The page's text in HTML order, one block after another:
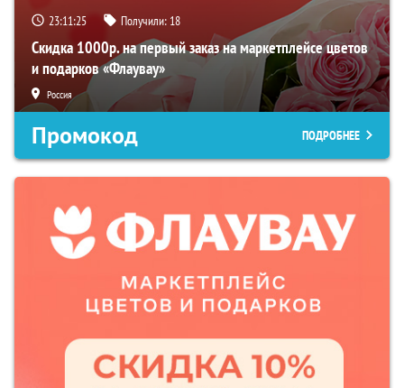
23:11:24 Получили: 18
Скидка 1000р. на первый заказ на маркетплейсе цветов
и подарков «Флаувау»
Россия
Промокод ПОДРОБНЕЕ